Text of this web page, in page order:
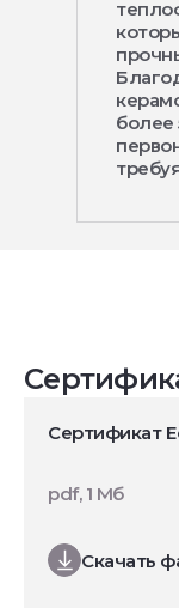
более
Сертификат
Скачать
pdf, 1 Мб